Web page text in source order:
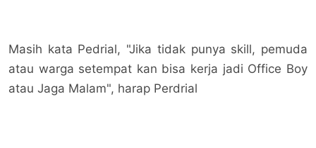
Masih kata Pedrial, "Jika tidak punya skill, pemuda
atau warga setempat kan bisa kerja jadi Office Boy
atau Jaga Malam", harap Perdrial